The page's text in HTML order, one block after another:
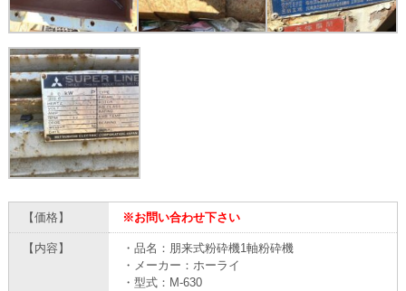
【価格】 ※お問い合わせ下さい
【内容】
・品名：朋来式粉砕機1軸粉砕機
・メーカー：ホーライ
・型式：M-630